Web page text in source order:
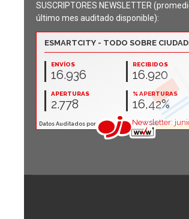
SUSCRIPTORES NEWSLETTER
último mes auditado disponible):